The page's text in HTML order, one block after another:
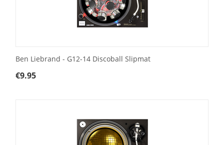
Ben Liebrand - G12-14 Discoball Slipmat
€9.95